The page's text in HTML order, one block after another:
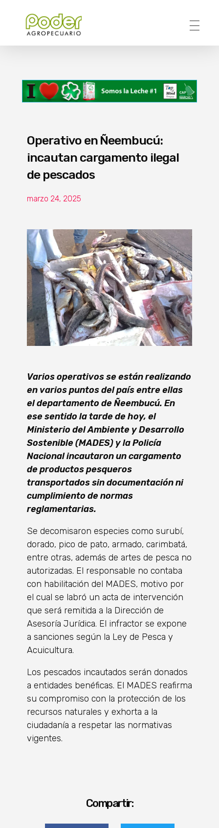
Operativo en Ñeembucú:
incautan cargamento ilegal
de pescados
marzo 24, 2025
Varios operativos se están realizando
en varios puntos del país entre ellas
el departamento de Ñeembucú. En
ese sentido la tarde de hoy, el
Ministerio del Ambiente y Desarrollo
Sostenible (MADES) y la Policía
Nacional incautaron un cargamento
de productos pesqueros
transportados sin documentación ni
cumplimiento de normas
reglamentarias.
Se decomisaron especies como surubí,
dorado, pico de pato, armado, carimbatá,
entre otras, además de artes de pesca no
autorizadas. El responsable no contaba
con habilitación del MADES, motivo por
el cual se labró un acta de intervención
que será remitida a la Dirección de
Asesoría Jurídica. El infractor se expone
a sanciones según la Ley de Pesca y
Acuicultura.
Los pescados incautados serán donados
a entidades benéficas. El MADES reafirma
su compromiso con la protección de los
recursos naturales y exhorta a la
ciudadanía a respetar las normativas
vigentes.
Compartir: